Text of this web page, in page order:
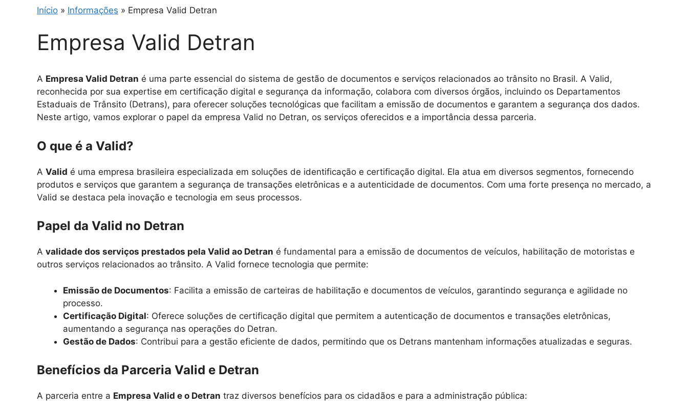
Início » Informações » Empresa Valid Detran
Empresa Valid Detran
A Empresa Valid Detran é uma parte essencial do sistema de gestão de documentos e serviços relacionados ao trânsito no Brasil. A Valid,
reconhecida por sua expertise em certificação digital e segurança da informação, colabora com diversos órgãos, incluindo os Departamentos
Estaduais de Trânsito (Detrans), para oferecer soluções tecnológicas que facilitam a emissão de documentos e garantem a segurança dos dados.
Neste artigo, vamos explorar o papel da empresa Valid no Detran, os serviços oferecidos e a importância dessa parceria.
O que é a Valid?
A Valid é uma empresa brasileira especializada em soluções de identificação e certificação digital. Ela atua em diversos segmentos, fornecendo
produtos e serviços que garantem a segurança de transações eletrônicas e a autenticidade de documentos. Com uma forte presença no mercado, a
Valid se destaca pela inovação e tecnologia em seus processos.
Papel da Valid no Detran
A validade dos serviços prestados pela Valid ao Detran é fundamental para a emissão de documentos de veículos, habilitação de motoristas e
outros serviços relacionados ao trânsito. A Valid fornece tecnologia que permite:
Emissão de Documentos: Facilita a emissão de carteiras de habilitação e documentos de veículos, garantindo segurança e agilidade no
processo.
Certificação Digital: Oferece soluções de certificação digital que permitem a autenticação de documentos e transações eletrônicas,
aumentando a segurança nas operações do Detran.
Gestão de Dados: Contribui para a gestão eficiente de dados, permitindo que os Detrans mantenham informações atualizadas e seguras.
Benefícios da Parceria Valid e Detran
A parceria entre a Empresa Valid e o Detran traz diversos benefícios para os cidadãos e para a administração pública: